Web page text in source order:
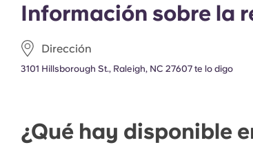
Información sobre la
Dirección
3101 Hillsborough St., Raleigh, NC 27607 te lo digo
¿Qué hay disponible